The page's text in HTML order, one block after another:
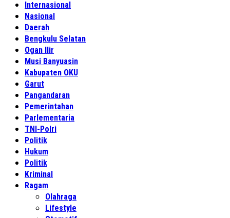
Internasional
Nasional
Daerah
Bengkulu Selatan
Ogan Ilir
Musi Banyuasin
Kabupaten OKU
Garut
Pangandaran
Pemerintahan
Parlementaria
TNI-Polri
Politik
Hukum
Politik
Kriminal
Ragam
Olahraga
Lifestyle